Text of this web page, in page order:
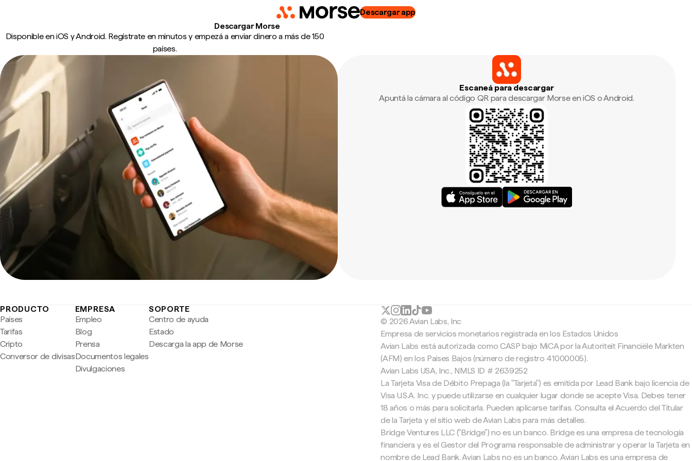
Descargar app
Descargar Morse
Disponible en iOS y Android. Regístrate en minutos y empezá a enviar dinero a más de 150
países.
Escaneá para descargar
Apuntá la cámara al código QR para descargar Morse en iOS o Android.
PRODUCTO
Países
Tarifas
Cripto
Conversor de divisas
EMPRESA
Empleo
Blog
Prensa
Documentos legales
Divulgaciones
SOPORTE
Centro de ayuda
Estado
Descarga la app de Morse
© 2026 Avian Labs, Inc
Empresa de servicios monetarios registrada en los Estados Unidos
Avian Labs está autorizada como CASP bajo MiCA por la Autoriteit Financiële Markten
(AFM) en los Países Bajos (número de registro 41000005).
Avian Labs USA, Inc., NMLS ID # 2639252
La Tarjeta Visa de Débito Prepaga (la "Tarjeta") es emitida por Lead Bank bajo licencia de
Visa U.S.A. Inc. y puede utilizarse en cualquier lugar donde se acepte Visa. Debes tener
18 años o más para solicitarla. Pueden aplicarse tarifas. Consulta el Acuerdo del Titular
de la Tarjeta y el sitio web de Avian Labs para más detalles.
Bridge Ventures LLC ("Bridge") no es un banco. Bridge es una empresa de tecnología
financiera y es el Gestor del Programa responsable de administrar y operar la Tarjeta en
nombre de Lead Bank. Avian Labs no es un banco. Avian Labs es una empresa de